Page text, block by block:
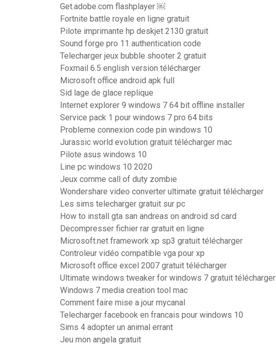
Get.adobe.com flashplayer ￼
Fortnite battle royale en ligne gratuit
Pilote imprimante hp deskjet 2130 gratuit
Sound forge pro 11 authentication code
Telecharger jeux bubble shooter 2 gratuit
Foxmail 6.5 english version télécharger
Microsoft office android apk full
Sid lage de glace replique
Internet explorer 9 windows 7 64 bit offline installer
Service pack 1 pour windows 7 pro 64 bits
Probleme connexion code pin windows 10
Jurassic world evolution gratuit télécharger mac
Pilote asus windows 10
Line pc windows 10 2020
Jeux comme call of duty zombie
Wondershare video converter ultimate gratuit télécharger
Les sims telecharger gratuit sur pc
How to install gta san andreas on android sd card
Decompresser fichier rar gratuit en ligne
Microsoft.net framework xp sp3 gratuit télécharger
Controleur vidéo compatible vga pour xp
Microsoft office excel 2007 gratuit télécharger
Ultimate windows tweaker for windows 7 gratuit télécharger
Windows 7 media creation tool mac
Comment faire mise a jour mycanal
Telecharger facebook en francais pour windows 10
Sims 4 adopter un animal errant
Jeu mon angela gratuit